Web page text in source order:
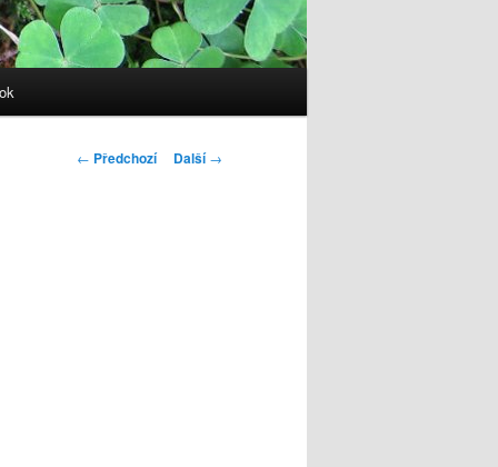
Navigace
← Předchozí Další→